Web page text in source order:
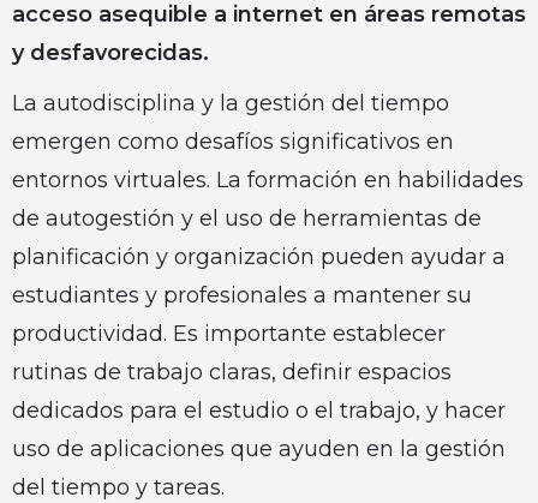
acceso asequible a internet en áreas remotas
y desfavorecidas.
La autodisciplina y la gestión del tiempo
emergen como desafíos significativos en
entornos virtuales. La formación en habilidades
de autogestión y el uso de herramientas de
planificación y organización pueden ayudar a
estudiantes y profesionales a mantener su
productividad. Es importante establecer
rutinas de trabajo claras, definir espacios
dedicados para el estudio o el trabajo, y hacer
uso de aplicaciones que ayuden en la gestión
del tiempo y tareas.